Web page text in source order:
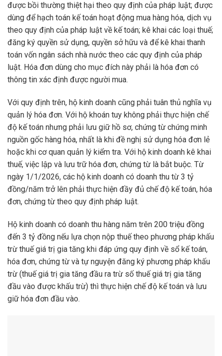
được bồi thường thiệt hại theo quy định của pháp luật; được
dùng để hạch toán kế toán hoạt động mua hàng hóa, dịch vụ
theo quy định của pháp luật về kế toán; kê khai các loại thuế;
đăng ký quyền sử dụng, quyền sở hữu và để kê khai thanh
toán vốn ngân sách nhà nước theo các quy định của pháp
luật. Hóa đơn dùng cho mục đích này phải là hóa đơn có
thông tin xác định được người mua.
Với quy định trên, hộ kinh doanh cũng phải tuân thủ nghĩa vụ
quản lý hóa đơn. Với hộ khoán tuy không phải thực hiện chế
độ kế toán nhưng phải lưu giữ hồ sơ, chứng từ chứng minh
nguồn gốc hàng hóa, nhất là khi đề nghị sử dụng hóa đơn lẻ
hoặc khi cơ quan quản lý kiểm tra. Với hộ kinh doanh kê khai
thuế, việc lập và lưu trữ hóa đơn, chứng từ là bắt buộc. Từ
ngày 1/1/2026, các hộ kinh doanh có doanh thu từ 3 tỷ
đồng/năm trở lên phải thực hiện đầy đủ chế độ kế toán, hóa
đơn, chứng từ theo quy định pháp luật.
Hộ kinh doanh có doanh thu hàng năm trên 200 triệu đồng
đến 3 tỷ đồng nếu lựa chọn nộp thuế theo phương pháp khấu
trừ thuế giá trị gia tăng khi đáp ứng quy định về sổ kế toán,
hóa đơn, chứng từ và tự nguyện đăng ký phương pháp khấu
trừ (thuế giá trị gia tăng đầu ra trừ số thuế giá trị gia tăng
đầu vào được khấu trừ) thì thực hiện chế độ kế toán và lưu
giữ hóa đơn đầu vào.